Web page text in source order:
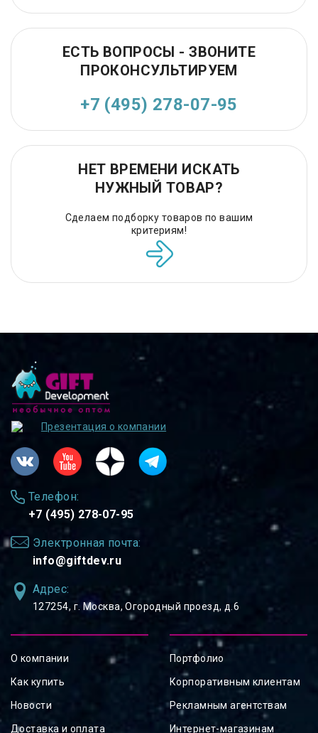
ЕСТЬ ВОПРОСЫ - ЗВОНИТЕ
ПРОКОНСУЛЬТИРУЕМ
+7 (495) 278-07-95
НЕТ ВРЕМЕНИ ИСКАТЬ
НУЖНЫЙ ТОВАР?
Сделаем подборку товаров по вашим
критериям!
Презентация о компании
Телефон:
+7 (495) 278-07-95
Электронная почта:
info@giftdev.ru
Адрес:
127254, ⁠г. Москва, Огородный проезд, д.6
О компании
Как купить
Новости
Доставка и оплата
Портфолио
Корпоративным клиентам
Рекламным агентствам
Интернет-магазинам